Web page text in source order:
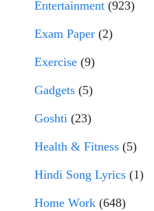
Entertainment (923)
Exam Paper (2)
Exercise (9)
Gadgets (5)
Goshti (23)
Health & Fitness (5)
Hindi Song Lyrics (1)
Home Work (648)